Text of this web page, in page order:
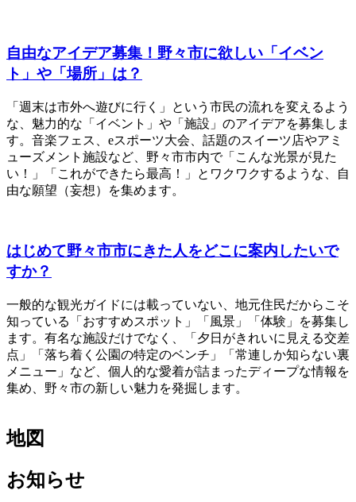
自由なアイデア募集！野々市に欲しい「イベン
ト」や「場所」は？
「週末は市外へ遊びに行く」という市民の流れを変えるよう
な、魅力的な「イベント」や「施設」のアイデアを募集しま
す。音楽フェス、eスポーツ大会、話題のスイーツ店やアミ
ューズメント施設など、野々市市内で「こんな光景が見た
い！」「これができたら最高！」とワクワクするような、自
由な願望（妄想）を集めます。
はじめて野々市市にきた人をどこに案内したいで
すか？
一般的な観光ガイドには載っていない、地元住民だからこそ
知っている「おすすめスポット」「風景」「体験」を募集し
ます。有名な施設だけでなく、「夕日がきれいに見える交差
点」「落ち着く公園の特定のベンチ」「常連しか知らない裏
メニュー」など、個人的な愛着が詰まったディープな情報を
集め、野々市の新しい魅力を発掘します。
地図
お知らせ